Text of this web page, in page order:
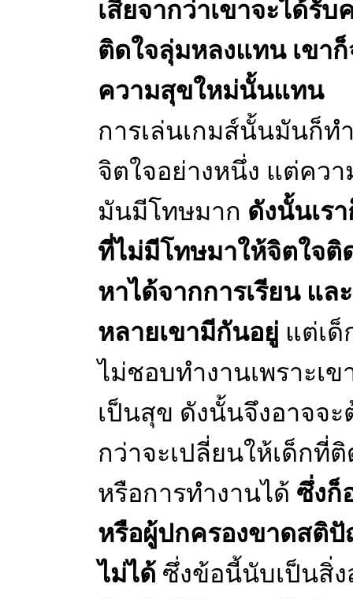
เสียจากว่าเขาจะได้รั
ติดใจลุ่มหลงแทน เขา
ความสุขใหม่นั้นแทน
การเล่นเกมส์นั้นมันก็ท
จิตใจอย่างหนึ่ง แต่ควา
มันมีโทษมาก ดังนั้นเร
ที่ไม่มีโทษมาให้จิตใจ
หาได้จากการเรียน แล
หลายเขามีกันอยู่ แต่เ
ไม่ชอบทำงานเพราะเ
เป็นสุข ดังนั้นจึงอาจจ
กว่าจะเปลี่ยนให้เด็กที่
หรือการทำงานได้ ซึ่งก็
หรือผู้ปกครองขาดสติ
ไม่ได้ ซึ่งข้อนี้นับเป็นสิ่